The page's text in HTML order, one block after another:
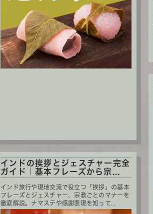
インドの挨拶とジェスチャー完全
ガイド｜基本フレーズから宗...
インド旅行や現地交流で役立つ「挨拶」の基本
フレーズとジェスチャー、宗教ごとのマナーを
徹底解説。ナマステや感謝表現を知って...